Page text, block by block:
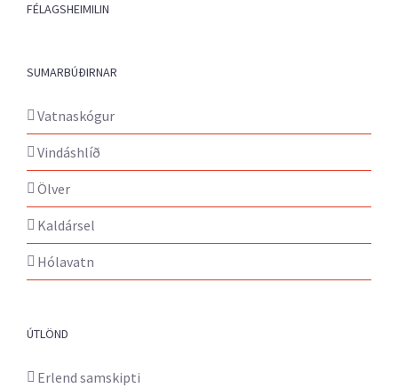
FÉLAGSHEIMILIN
SUMARBÚÐIRNAR
Vatnaskógur
Vindáshlíð
Ölver
Kaldársel
Hólavatn
ÚTLÖND
Erlend samskipti